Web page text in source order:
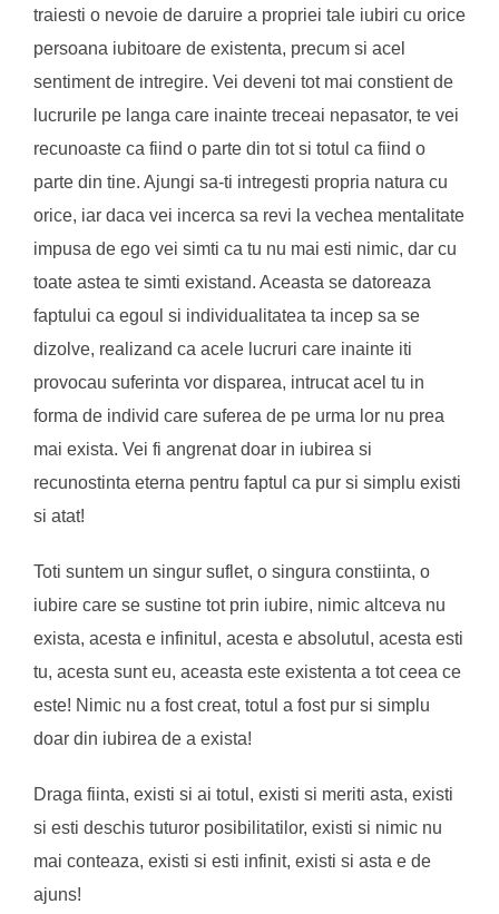
traiesti o nevoie de daruire a propriei tale iubiri cu orice
persoana iubitoare de existenta, precum si acel
sentiment de intregire. Vei deveni tot mai constient de
lucrurile pe langa care inainte treceai nepasator, te vei
recunoaste ca fiind o parte din tot si totul ca fiind o
parte din tine. Ajungi sa-ti intregesti propria natura cu
orice, iar daca vei incerca sa revi la vechea mentalitate
impusa de ego vei simti ca tu nu mai esti nimic, dar cu
toate astea te simti existand. Aceasta se datoreaza
faptului ca egoul si individualitatea ta incep sa se
dizolve, realizand ca acele lucruri care inainte iti
provocau suferinta vor disparea, intrucat acel tu in
forma de individ care suferea de pe urma lor nu prea
mai exista. Vei fi angrenat doar in iubirea si
recunostinta eterna pentru faptul ca pur si simplu existi
si atat!
Toti suntem un singur suflet, o singura constiinta, o
iubire care se sustine tot prin iubire, nimic altceva nu
exista, acesta e infinitul, acesta e absolutul, acesta esti
tu, acesta sunt eu, aceasta este existenta a tot ceea ce
este! Nimic nu a fost creat, totul a fost pur si simplu
doar din iubirea de a exista!
Draga fiinta, existi si ai totul, existi si meriti asta, existi
si esti deschis tuturor posibilitatilor, existi si nimic nu
mai conteaza, existi si esti infinit, existi si asta e de
ajuns!